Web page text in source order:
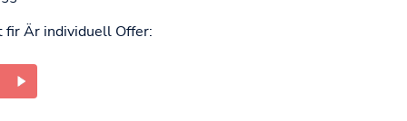
fir Är individuell Offer: